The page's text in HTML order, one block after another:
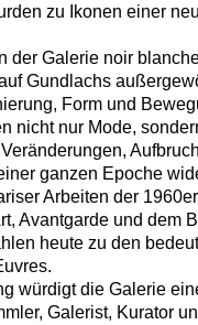
zu Ikonen einer
der Galerie noir
Gundlachs
Form und
nicht nur Mode,
ganzen Epoche
Arbeiten der
Avantgarde und dem
heute zu den
würdigt die Galerie
Galerist, Kurator